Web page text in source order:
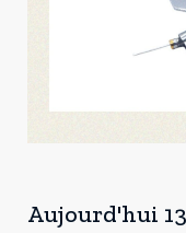
Aujourd'hui